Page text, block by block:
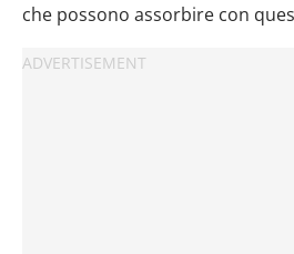
che possono assorbire con